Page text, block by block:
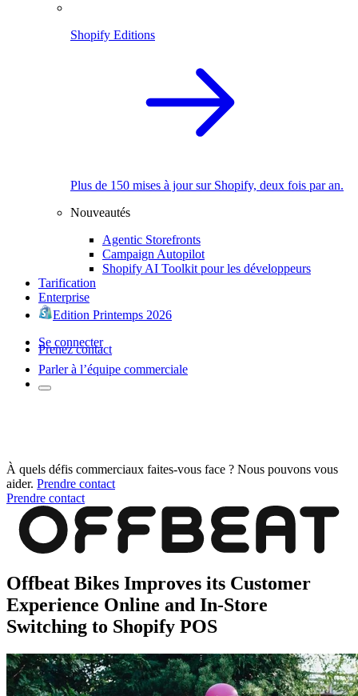
Shopify Editions
Plus de 150 mises à jour sur Shopify, deux fois par an.
Nouveautés
Agentic Storefronts
Campaign Autopilot
Shopify AI Toolkit pour les développeurs
Tarification
Enterprise
Edition Printemps 2026
Se connecter
Prenez contact
Parler à l’équipe commerciale
À quels défis commerciaux faites-vous face ? Nous pouvons vous
aider. Prendre contact
Prendre contact
Offbeat Bikes Improves its Customer
Experience Online and In-Store
Switching to Shopify POS